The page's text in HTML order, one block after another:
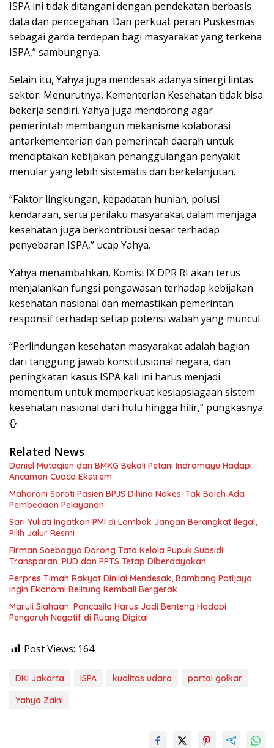
ISPA ini tidak ditangani dengan pendekatan berbasis
data dan pencegahan. Dan perkuat peran Puskesmas
sebagai garda terdepan bagi masyarakat yang terkena
ISPA,” sambungnya.
Selain itu, Yahya juga mendesak adanya sinergi lintas
sektor. Menurutnya, Kementerian Kesehatan tidak bisa
bekerja sendiri. Yahya juga mendorong agar
pemerintah membangun mekanisme kolaborasi
antarkementerian dan pemerintah daerah untuk
menciptakan kebijakan penanggulangan penyakit
menular yang lebih sistematis dan berkelanjutan.
“Faktor lingkungan, kepadatan hunian, polusi
kendaraan, serta perilaku masyarakat dalam menjaga
kesehatan juga berkontribusi besar terhadap
penyebaran ISPA,” ucap Yahya.
Yahya menambahkan, Komisi IX DPR RI akan terus
menjalankan fungsi pengawasan terhadap kebijakan
kesehatan nasional dan memastikan pemerintah
responsif terhadap setiap potensi wabah yang muncul.
“Perlindungan kesehatan masyarakat adalah bagian
dari tanggung jawab konstitusional negara, dan
peningkatan kasus ISPA kali ini harus menjadi
momentum untuk memperkuat kesiapsiagaan sistem
kesehatan nasional dari hulu hingga hilir,” pungkasnya.
{}
Related News
Daniel Mutaqien dan BMKG Bekali Petani Indramayu Hadapi
Ancaman Cuaca Ekstrem
Maharani Soroti Pasien BPJS Dihina Nakes: Tak Boleh Ada
Pembedaan Pelayanan
Sari Yuliati Ingatkan PMI di Lombok Jangan Berangkat Ilegal,
Pilih Jalur Resmi
Firman Soebagyo Dorong Tata Kelola Pupuk Subsidi
Transparan, PUD dan PPTS Tetap Diberdayakan
Perpres Timah Rakyat Dinilai Mendesak, Bambang Patijaya
Ingin Ekonomi Belitung Kembali Bergerak
Maruli Siahaan: Pancasila Harus Jadi Benteng Hadapi
Pengaruh Negatif di Ruang Digital
Post Views: 164
DKI Jakarta ISPA kualitas udara
partai golkar
Yahya Zaini